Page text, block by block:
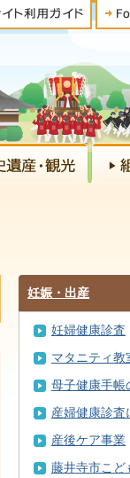
妊娠・出産
妊婦健康診査
マタニティ教
母子健康手帳
産婦健康診査
産後ケア事業
藤井寺市こど